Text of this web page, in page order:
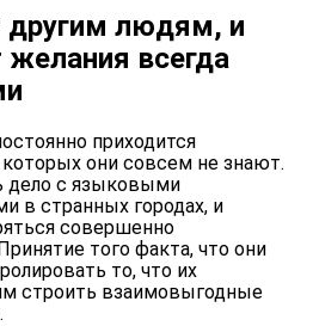
другим людям, и
желания всегда
приходится
которых они совсем не знают.
дело с языковыми
в странных городах, и
совершенно
того факта, что они
то, что их
строить взаимовыгодные